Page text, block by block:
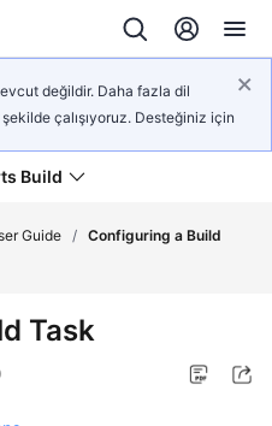
değildir. Daha fazla dil
çalışıyoruz. Desteğiniz için
Build
Guide / Configuring a Build
Task